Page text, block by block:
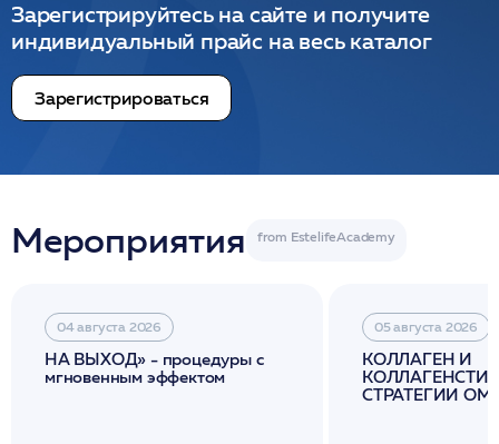
Зарегистрируйтесь на сайте и получите
индивидуальный прайс на весь каталог
Зарегистрироваться
Мероприятия
04 августа 2026
НА ВЫХОД» - процедуры с
мгновенным эффектом
05 августа 2026
КОЛЛАГЕН И
СТРАТЕГИИ